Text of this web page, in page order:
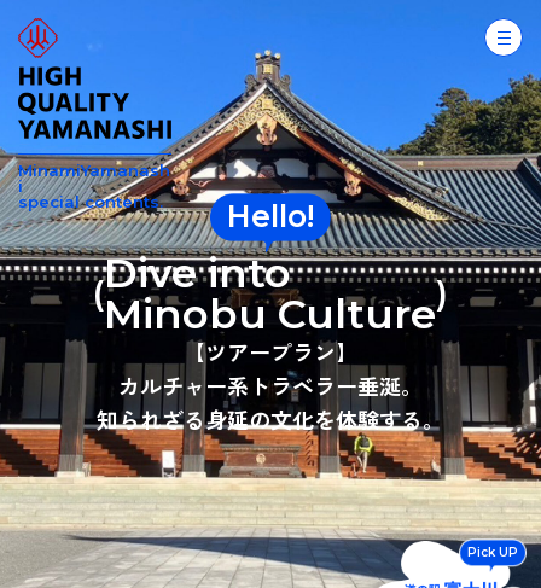
MinamiYamanash
i
special contents.
Hello!
(Dive into
Minobu Culture)
【ツアープラン】
カルチャー系トラベラー垂涎。
知られざる身延の文化を体験する。
Pick UP